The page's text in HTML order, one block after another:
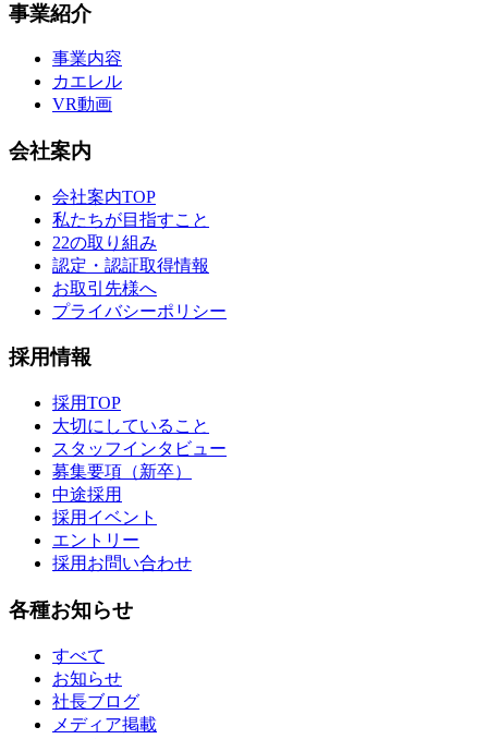
事業紹介
事業内容
カエレル
VR動画
会社案内
会社案内TOP
私たちが目指すこと
22の取り組み
認定・認証取得情報
お取引先様へ
プライバシーポリシー
採用情報
採用TOP
大切にしていること
スタッフインタビュー
募集要項（新卒）
中途採用
採用イベント
エントリー
採用お問い合わせ
各種お知らせ
すべて
お知らせ
社長ブログ
メディア掲載